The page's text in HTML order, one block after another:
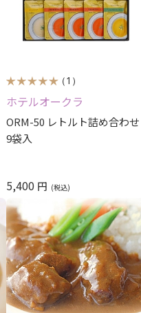
（1）
ホテルオークラ
ORM-50 レトルト詰め合わせ
9袋入
5,400 円